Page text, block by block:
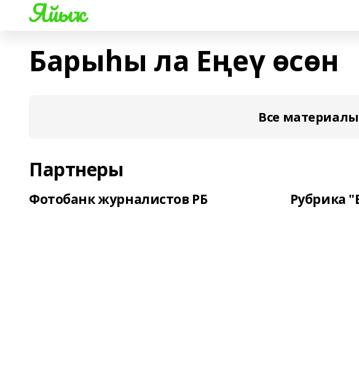
Яйыҡ
Барыһы ла Еңеү өсөн
Все материалы
Партнеры
Фотобанк журналистов РБ Рубрика